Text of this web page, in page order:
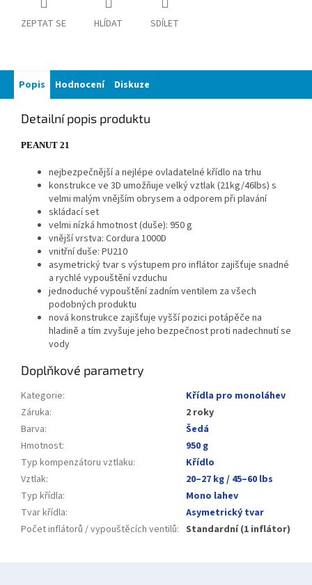
ZEPTAT SE HLÍDAT SDÍLET
Popis Hodnocení Diskuze
Detailní popis produktu
PEANUT 21
nejbezpečnější a nejlépe ovladatelné křídlo na trhu
konstrukce ve 3D umožňuje velký vztlak (21kg/46lbs) s
velmi malým vnějším obrysem a odporem při plavání
skládací set
velmi nízká hmotnost (duše): 950 g
vnější vrstva: Cordura 1000D
vnitřní duše: PU210
asymetrický tvar s výstupem pro inflátor zajišťuje snadné
a rychlé vypouštění vzduchu
jednoduché vypouštění zadním ventilem za všech
podobných produktu
nová konstrukce zajišťuje vyšší pozici potápěče na
hladině a tím zvyšuje jeho bezpečnost proti nadechnutí se
vody
Doplňkové parametry
Kategorie:
Křídla pro monoláhev
Záruka:
2 roky
Barva:
Šedá
Hmotnost:
950 g
Typ kompenzátoru vztlaku:
Křídlo
Vztlak:
20–27 kg / 45–60 lbs
Typ křídla:
Mono lahev
Tvar křídla:
Asymetrický tvar
Počet inflátorů / vypouštěcích ventilů: Standardní (1 inflátor)